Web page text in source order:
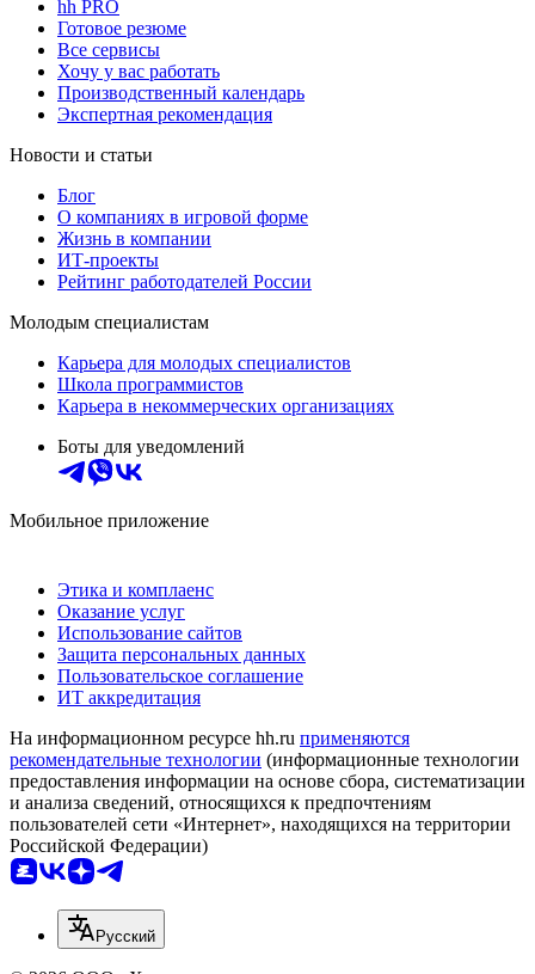
hh PRO
Готовое резюме
Все сервисы
Хочу у вас работать
Производственный календарь
Экспертная рекомендация
Новости и статьи
Блог
О компаниях в игровой форме
Жизнь в компании
ИТ-проекты
Рейтинг работодателей России
Молодым специалистам
Карьера для молодых специалистов
Школа программистов
Карьера в некоммерческих организациях
Боты для уведомлений
Мобильное приложение
Этика и комплаенс
Оказание услуг
Использование сайтов
Защита персональных данных
Пользовательское соглашение
ИТ аккредитация
На информационном ресурсе hh.ru применяются
рекомендательные технологии (информационные технологии
предоставления информации на основе сбора, систематизации
и анализа сведений, относящихся к предпочтениям
пользователей сети «Интернет», находящихся на территории
Российской Федерации)
Русский